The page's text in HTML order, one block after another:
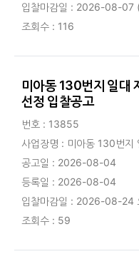
입찰마감일 : 2026-08-07
조회수 : 116
미아동 130번지 일대
선정 입찰공고
번호 : 13855
사업장명 : 미아동 130번지
공고일 : 2026-08-04
등록일 : 2026-08-04
입찰마감일 : 2026-08-24
조회수 : 59